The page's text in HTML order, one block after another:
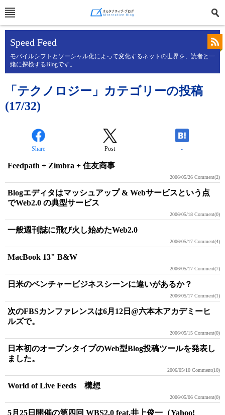
Speed Feed
モバイルシフトとソーシャル化によって変化するネットの世界を、読者と一
緒に探検するBlogです。
「テクノロジー」カテゴリーの投稿
(17/32)
Share Post -
Feedpath + Zimbra + 住友商事
2006/05/26 Comment(2)
Blogエディタはマッシュアップ & Webサービスという点
でWeb2.0 の典型サービス
2006/05/18 Comment(0)
一般週刊誌に飛び火し始めたWeb2.0
2006/05/17 Comment(4)
MacBook 13" B&W
2006/05/17 Comment(7)
日米のベンチャービジネスシーンに違いがあるか？
2006/05/17 Comment(1)
次のFBSカンファレンスは6月12日@六本木アカデミーヒ
ルズで。
2006/05/15 Comment(0)
日本初のオープンタイプのWeb型Blog投稿ツールを発表し
ました。
2006/05/10 Comment(10)
World of Live Feeds 構想
2006/05/06 Comment(0)
5月25日開催の第四回 WBS2.0 feat.井上俊一（Yahoo!